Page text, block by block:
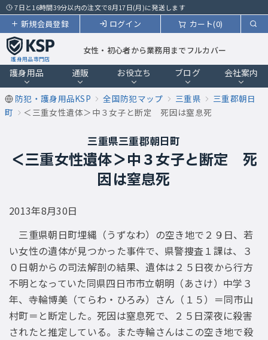
7日と16時間39分以内の注文で8月17日(月)に発送します
カート(0)
ログイン
新規会員登録
護身用品専門店
女性・初心者から業務用までフルカバー
護身用品 通販 お役立ち ブログ 会社案内
防犯・護身用品KSP 全国防犯マップ 三重県
三重郡朝日
町
＜三重女性遺体＞中３女子と断定 死因は窒息死
三重県三重郡朝日町
＜三重女性遺体＞中３女子と断定 死
因は窒息死
2013年8月30日
三重県朝日町埋縄（うずなわ）の空き地で２９日、若
い女性の遺体が見つかった事件で、県警捜査１課は、３
０日朝からの司法解剖の結果、遺体は２５日夜から行方
不明となっていた同県四日市市立朝明（あさけ）中学３
年、寺輪博美（てらわ・ひろみ）さん（１５）＝同市山
村町＝と断定した。死因は窒息死で、２５日深夜に殺害
されたと推定している。また寺輪さんはこの空き地で殺